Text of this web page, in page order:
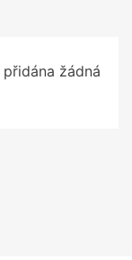
žádná